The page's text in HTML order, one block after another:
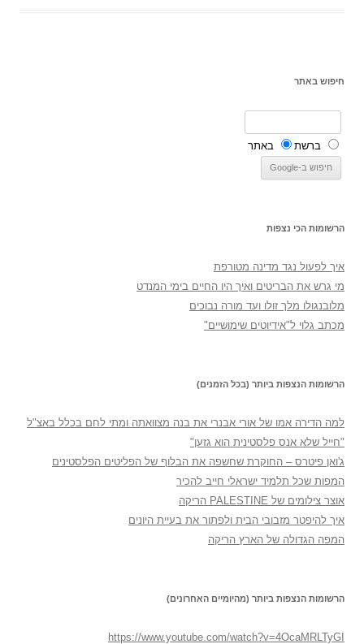
חיפוש באתר
ברשת באתר
הרשומות הכי נצפות
איך לפעול נגד מדינה מטורפת
מי גרש את הבריטים ואיך היו החיים בימי המנדט
מלובנגולו מלך זולו ועד מורה נבוכים
מכתב גלוי ל"אידיוטים שימושיים"
הרשומות הנצפות ביותר (בכל הזמנים)
למה הדירה אמו של אורי אבנרי את בנה מצוואתה ומתי לחם בכלל באצ"ל
"חייל שלא אנס פלסטינית הוא גזען"
ג'ואן פיטרס – החוקרת שחשפה את הבלוף של הפליטים הפלסטינים
המפות שכל תלמיד ישראלי חייב להכיר
אוצר צילומים של PALESTINE הריקה
איך להיפטר מזבובי הבית ולפתור את בעיית היונים
המפה הגדולה של הארץ הריקה
הרשומות הנצפות ביותר (מהיומיים האחרונים)
https://www.youtube.com/watch?v=4OcaMRLTyGI